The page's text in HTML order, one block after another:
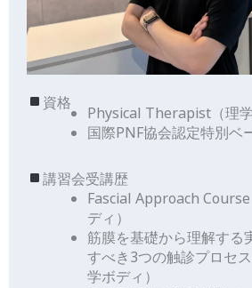
資格
Physical Therapist（理学
国際PNF協会認定特別ベ
講習会受講歴
Fascial Approach
ディ）
筋膜を基礎から理解する
すべき3つの触診プロセ
学ボディ）